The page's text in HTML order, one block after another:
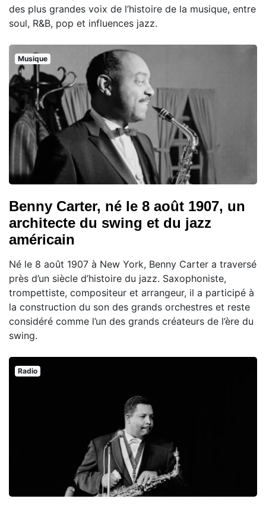
des plus grandes voix de l’histoire de la musique, entre
soul, R&B, pop et influences jazz.
Musique
Benny Carter, né le 8 août 1907, un
architecte du swing et du jazz
américain
Né le 8 août 1907 à New York, Benny Carter a traversé
près d’un siècle d’histoire du jazz. Saxophoniste,
trompettiste, compositeur et arrangeur, il a participé à
la construction du son des grands orchestres et reste
considéré comme l’un des grands créateurs de l’ère du
swing.
Radio